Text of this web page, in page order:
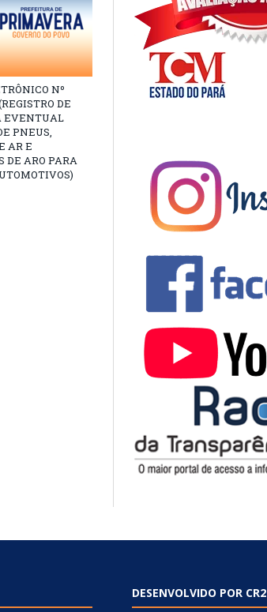
Nº
DE
EVENTUAL
PNEUS,
AR E
DE ARO PARA
DESENVOLVIDO POR CR2